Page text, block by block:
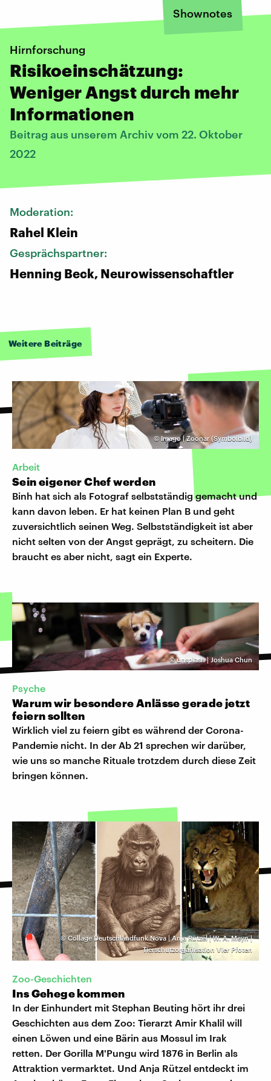
Shownotes
Hirnforschung
Risikoeinschätzung:
Weniger Angst durch mehr
Informationen
Beitrag aus unserem Archiv vom 22. Oktober
2022
Moderation:
Rahel Klein
Gesprächspartner:
Henning Beck, Neurowissenschaftler
Weitere Beiträge
©Imago | Zoonar (Symbolbild)
Arbeit
Sein eigener Chef werden
Binh hat sich als Fotograf selbstständig gemacht und
kann davon leben. Er hat keinen Plan B und geht
zuversichtlich seinen Weg. Selbstständigkeit ist aber
nicht selten von der Angst geprägt, zu scheitern. Die
braucht es aber nicht, sagt ein Experte.
©unsplash | Joshua Chun
Psyche
Warum wir besondere Anlässe gerade jetzt
feiern sollten
Wirklich viel zu feiern gibt es während der Corona-
Pandemie nicht. In der Ab 21 sprechen wir darüber,
wie uns so manche Rituale trotzdem durch diese Zeit
bringen können.
©Collage Deutschlandfunk Nova | Anja Rützel | W. A. Meyn |
Tierschutzorganisation Vier Pfoten
Zoo-Geschichten
Ins Gehege kommen
In der Einhundert mit Stephan Beuting hört ihr drei
Geschichten aus dem Zoo: Tierarzt Amir Khalil will
einen Löwen und eine Bärin aus Mossul im Irak
retten. Der Gorilla M'Pungu wird 1876 in Berlin als
Attraktion vermarktet. Und Anja Rützel entdeckt im